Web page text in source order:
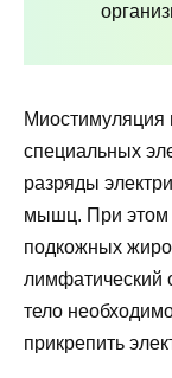
Миостимуляция
специальных
разряды
мышц. При этом
подкожных
лимфатический
тело
прикрепить